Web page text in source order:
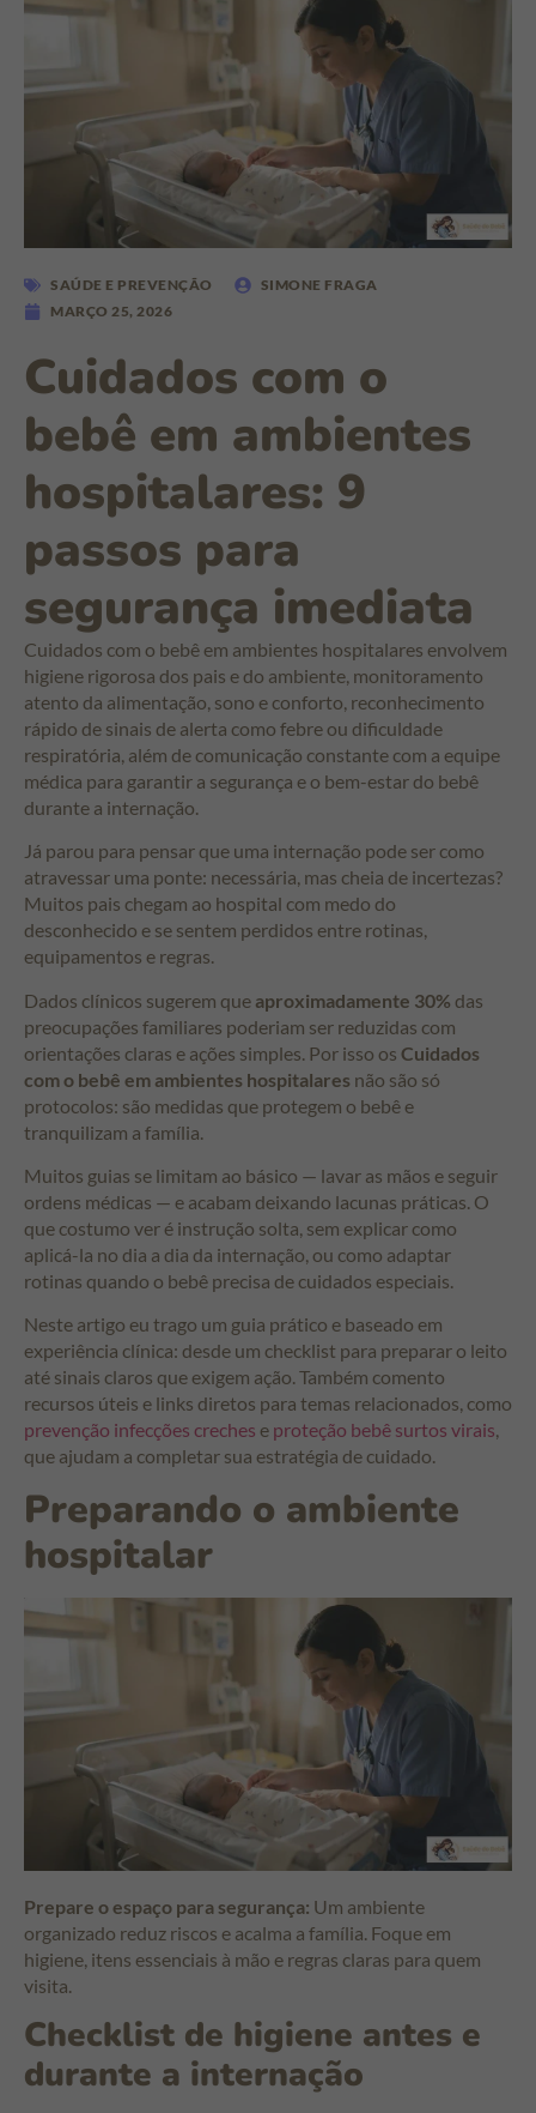
SAÚDE E PREVENÇÃO
SIMONE FRAGA
MARÇO 25, 2026
Cuidados com o
bebê em ambientes
hospitalares: 9
passos para
segurança imediata
Cuidados com o bebê em ambientes hospitalares envolvem
higiene rigorosa dos pais e do ambiente, monitoramento
atento da alimentação, sono e conforto, reconhecimento
rápido de sinais de alerta como febre ou dificuldade
respiratória, além de comunicação constante com a equipe
médica para garantir a segurança e o bem-estar do bebê
durante a internação.
Já parou para pensar que uma internação pode ser como
atravessar uma ponte: necessária, mas cheia de incertezas?
Muitos pais chegam ao hospital com medo do
desconhecido e se sentem perdidos entre rotinas,
equipamentos e regras.
Dados clínicos sugerem que aproximadamente 30% das
preocupações familiares poderiam ser reduzidas com
orientações claras e ações simples. Por isso os Cuidados
com o bebê em ambientes hospitalares não são só
protocolos: são medidas que protegem o bebê e
tranquilizam a família.
Muitos guias se limitam ao básico — lavar as mãos e seguir
ordens médicas — e acabam deixando lacunas práticas. O
que costumo ver é instrução solta, sem explicar como
aplicá-la no dia a dia da internação, ou como adaptar
rotinas quando o bebê precisa de cuidados especiais.
Neste artigo eu trago um guia prático e baseado em
experiência clínica: desde um checklist para preparar o leito
até sinais claros que exigem ação. Também comento
recursos úteis e links diretos para temas relacionados, como
prevenção infecções creches e proteção bebê surtos virais,
que ajudam a completar sua estratégia de cuidado.
Preparando o ambiente
hospitalar
Prepare o espaço para segurança: Um ambiente
organizado reduz riscos e acalma a família. Foque em
higiene, itens essenciais à mão e regras claras para quem
visita.
Checklist de higiene antes e
durante a internação